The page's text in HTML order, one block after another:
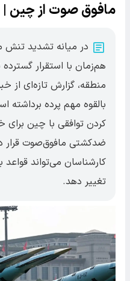
مافوق صوت از چین |
در میانه تشدید تنش
هم‌زمان با استقرار گسترده
منطقه، گزارش تازه‌ای از
بالقوه مهم پرده برداشته
کردن توافقی با چین
ضدکشتی مافوق‌صوت قرار
کارشناسان می‌تواند
تغییر دهد.